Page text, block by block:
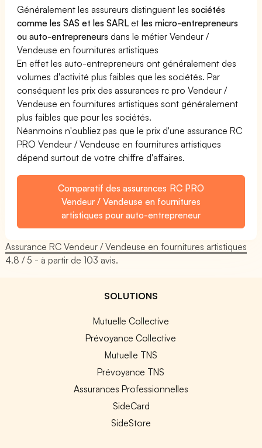
Généralement les assureurs distinguent lessociétés
comme les SAS et les SARL etles micro-entrepreneurs
ou auto-entrepreneurs dans le métier Vendeur /
Vendeuse en fournitures artistiques
En effet les auto-entrepreneurs ont généralement des
volumes d'activité plus faibles que les sociétés. Par
conséquent les prix des assurances rc pro Vendeur /
Vendeuse en fournitures artistiques sont généralement
plus faibles que pour les sociétés.
Néanmoins n'oubliez pas que le prix d'une assurance RC
PRO Vendeur / Vendeuse en fournitures artistiques
dépend surtout de votre chiffre d'affaires.
Comparatif des assurances RC PRO
Vendeur / Vendeuse en fournitures
artistiques pour auto-entrepreneur
Assurance RC Vendeur / Vendeuse en fournitures artistiques
4.8 / 5 - à partir de103 avis.
SOLUTIONS
Mutuelle Collective
Prévoyance Collective
Mutuelle TNS
Prévoyance TNS
Assurances Professionnelles
SideCard
SideStore